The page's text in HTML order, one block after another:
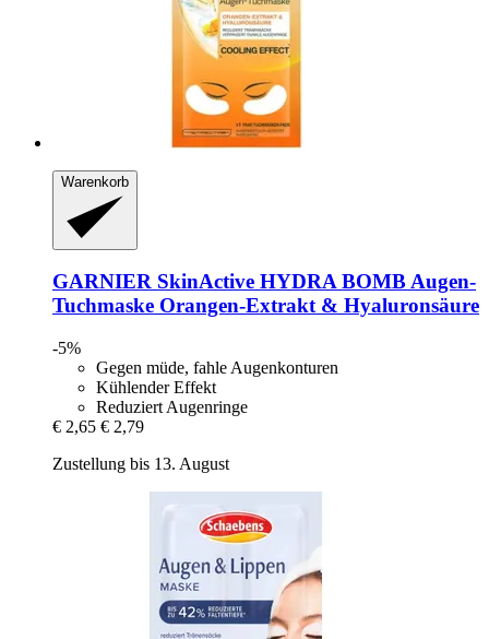
Warenkorb
GARNIER SkinActive HYDRA BOMB Augen-​
Tuchmaske Orangen-​Extrakt & Hyaluronsäure
-5%
Gegen müde, fahle Augenkonturen
Kühlender Effekt
Reduziert Augenringe
€ 2,65 € 2,79
Zustellung bis 13. August